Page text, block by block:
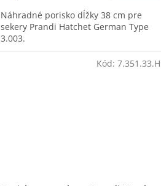
Náhradné porisko dĺžky 38 cm pre
sekery Prandi Hatchet German Type
3.003.
Kód: 7.351.33.H